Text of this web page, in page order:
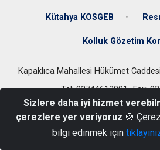
Kütahya KOSGEB
Kolluk Gözetim
Kapaklıca Mahallesi Hükümet
Tel: 02744613001- Fax:
Sizlere daha iyi hizmet
çerezlere yer veriyoruz 🍪
bilgi edinmek için